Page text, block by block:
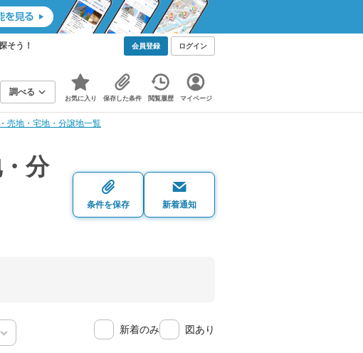
そう！ 会員登録 ログイン
調べる
お気に入り 保存した条件 閲覧履歴 マイページ
売地・宅地・分譲地一覧
分
条件を保存 新着通知
新着のみ 図あり